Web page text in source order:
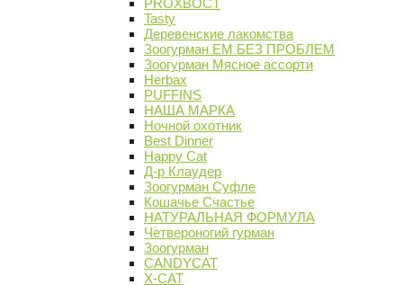
PROХВОСТ
Tasty
Деревенские лакомства
Зоогурман ЕМ БЕЗ ПРОБЛЕМ
Зоогурман Мясное ассорти
Herbax
PUFFINS
НАША МАРКА
Ночной охотник
Best Dinner
Happy Cat
Д-р Клаудер
Зоогурман Суфле
Кошачье Счастье
НАТУРАЛЬНАЯ ФОРМУЛА
Четвероногий гурман
Зоогурман
CANDYCAT
X-CAT